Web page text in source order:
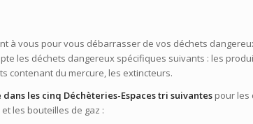
à vous pour vous débarrasser de vos déchets
les déchets dangereux spécifiques suivants : les
contenant du mercure, les extincteurs.
les cinq Déchèteries-Espaces tri suivantes pour les
les bouteilles de gaz :